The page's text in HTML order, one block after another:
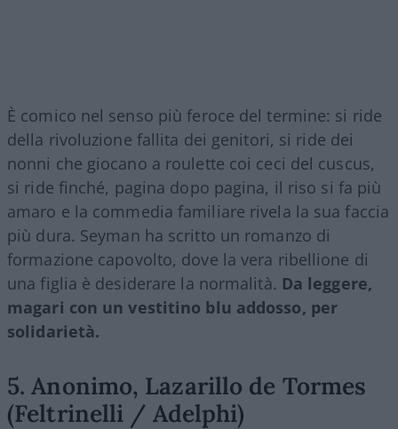
È comico nel senso più feroce del termine: si ride
della rivoluzione fallita dei genitori, si ride dei
nonni che giocano a roulette coi ceci del cuscus,
si ride finché, pagina dopo pagina, il riso si fa più
amaro e la commedia familiare rivela la sua faccia
più dura. Seyman ha scritto un romanzo di
formazione capovolto, dove la vera ribellione di
una figlia è desiderare la normalità. Da leggere,
magari con un vestitino blu addosso, per
solidarietà.
5. Anonimo, Lazarillo de Tormes
(Feltrinelli / Adelphi)